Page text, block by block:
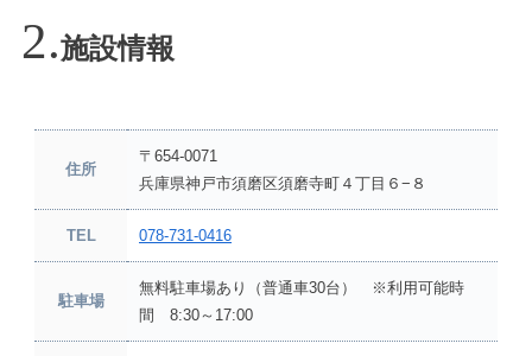
施設情報
住所
〒654-0071
兵庫県神戸市須磨区須磨寺町４丁目６−８
TEL 078-731-0416
駐車場
無料駐車場あり（普通車30台） ※利用可能時
間 8:30～17:00